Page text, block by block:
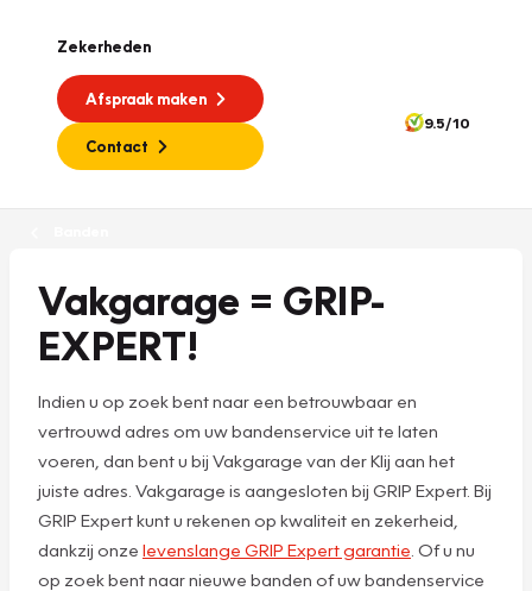
Zekerheden
Afspraak maken
Contact
9.5/10
Vakgarage = GRIP-
EXPERT!
Indien u op zoek bent naar een betrouwbaar en
vertrouwd adres om uw bandenservice uit te laten
voeren, dan bent u bij Vakgarage van der Klij aan het
juiste adres. Vakgarage is aangesloten bij GRIP Expert. Bij
GRIP Expert kunt u rekenen op kwaliteit en zekerheid,
dankzij onze levenslange GRIP Expert garantie . Of u nu
op zoek bent naar nieuwe banden of uw bandenservice